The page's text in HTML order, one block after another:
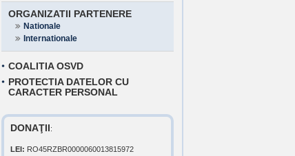
ORGANIZATII PARTENERE
Nationale
Internationale
COALITIA OSVD
PROTECTIA DATELOR CU
CARACTER PERSONAL
DONAŢII:
LEI: RO45RZBR0000060013815972